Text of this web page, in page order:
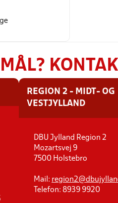
REGION 2 - MIDT- OG
VESTJYLLAND
DBU Jylland Region 2
Mozartsvej 9
7500 Holstebro
Mail:
Telefon: 8939 9920